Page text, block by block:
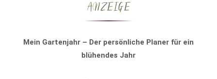
ANZEIGE
Mein Gartenjahr – Der persönliche Planer für ein
blühendes Jahr